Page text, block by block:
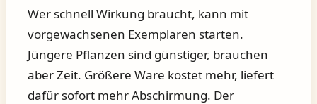
Wer schnell Wirkung braucht, kann mit
vorgewachsenen Exemplaren starten.
Jüngere Pflanzen sind günstiger, brauchen
aber Zeit. Größere Ware kostet mehr, liefert
dafür sofort mehr Abschirmung. Der